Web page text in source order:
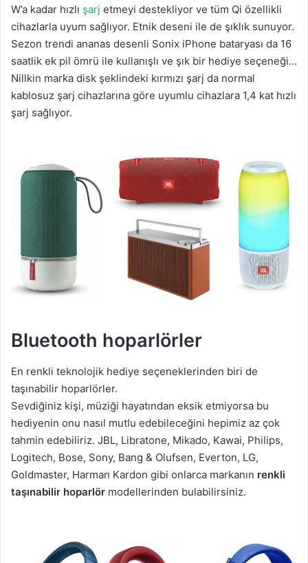
W’a kadar hızlı şarj etmeyi destekliyor ve tüm Qi özellikli
cihazlarla uyum sağlıyor. Etnik deseni ile de şıklık sunuyor.
Sezon trendi ananas desenli Sonix iPhone bataryası da 16
saatlik ek pil ömrü ile kullanışlı ve şık bir hediye seçeneği…
Nillkin marka disk şeklindeki kırmızı şarj da normal
kablosuz şarj cihazlarına göre uyumlu cihazlara 1,4 kat hızlı
şarj sağlıyor.
Bluetooth hoparlörler
En renkli teknolojik hediye seçeneklerinden biri de
taşınabilir hoparlörler.
Sevdiğiniz kişi, müziği hayatından eksik etmiyorsa bu
hediyenin onu nasıl mutlu edebileceğini hepimiz az çok
tahmin edebiliriz. JBL, Libratone, Mikado, Kawai, Philips,
Logitech, Bose, Sony, Bang & Olufsen, Everton, LG,
Goldmaster, Harman Kardon gibi onlarca markanın renkli
taşınabilir hoparlör modellerinden bulabilirsiniz.